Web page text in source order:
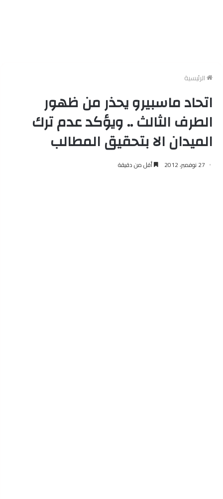
الرئيسية
اتحاد ماسبيرو يحذر من ظهور
الطرف الثالث .. ويؤكد عدم ترك
الميدان الا بتحقيق المطالب
27 نوفمبر، 2012 أقل من دقيقة